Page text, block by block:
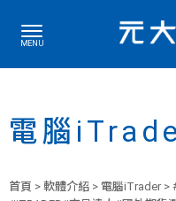
電腦
首頁 > 軟體介紹 > 電腦iTrader >